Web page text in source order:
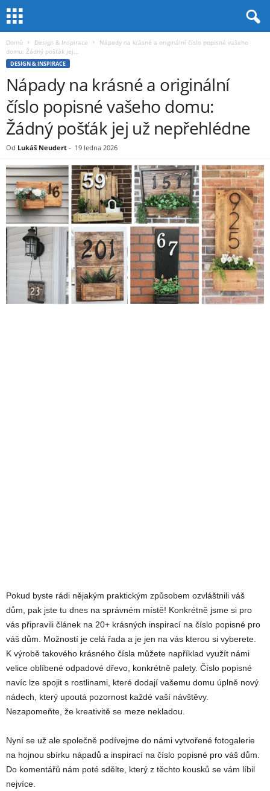
Domů Design & Inspirace
Nápady na krásné a originální číslo popisné vašeho
domu: Žádný pošťák jej...
DESIGN & INSPIRACE
Nápady na krásné a originální
číslo popisné vašeho domu:
Žádný pošťák jej už nepřehlédne
Od Lukáš Neudert - 19 ledna 2026
Pokud byste rádi nějakým praktickým způsobem ozvláštnili váš
dům, pak jste tu dnes na správném místě! Konkrétně jsme si pro
vás připravili článek na 20+ krásných inspirací na číslo popisné pro
váš dům. Možností je celá řada a je jen na vás kterou si vyberete.
K výrobě takového krásného čísla můžete například využít námi
velice oblíbené odpadové dřevo, konkrétně palety. Číslo popisné
navíc lze spojit s rostlinami, které dodají vašemu domu úplně nový
nádech, který upoutá pozornost každé vaší návštěvy.
Nezapomeňte, že kreativitě se meze nekladou.
Nyní se už ale společně podívejme do námi vytvořené fotogalerie
na hojnou sbírku nápadů a inspirací na číslo popisné pro váš dům.
Do komentářů nám poté sdělte, který z těchto kousků se vám líbil
nejvíce.